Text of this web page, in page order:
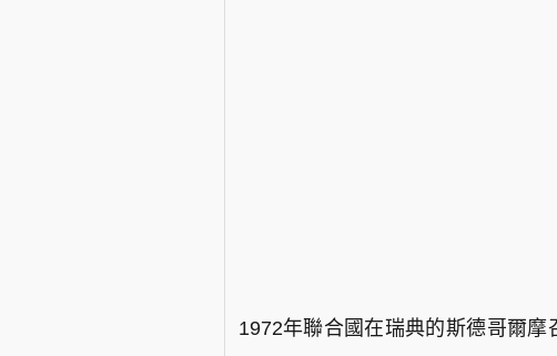
1972年聯合國在瑞典的斯德哥爾